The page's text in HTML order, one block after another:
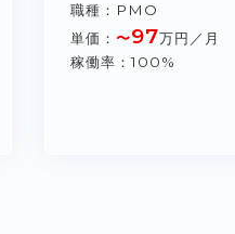
職種
PMO
単価
〜97万円／月
稼働率
100%